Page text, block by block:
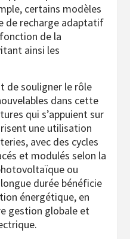
certains modèles
de recharge adaptatif
de la
ainsi les
de souligner le rôle
dans cette
qui s’appuient sur
une utilisation
avec des cycles
et modulés selon la
ou
durée bénéficie
énergétique, en
gestion globale et